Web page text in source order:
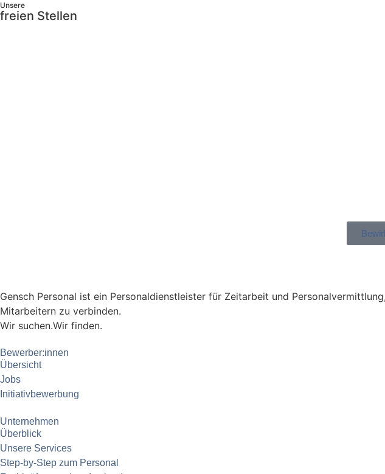
Unsere
freien Stellen
Gensch Personal ist ein Personaldienstleister für Zeitarbeit und
Mitarbeitern zu verbinden.
Wir suchen.Wir finden.
Bewerber:innen
Übersicht
Jobs
Initiativbewerbung
Unternehmen
Überblick
Unsere Services
Step-by-Step zum Personal